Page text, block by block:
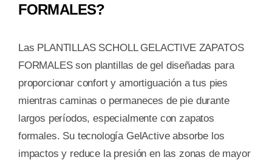
cantidad
FORMALES?
Las PLANTILLAS SCHOLL GELACTIVE ZAPATOS
FORMALES son plantillas de gel diseñadas para
proporcionar confort y amortiguación a tus pies
mientras caminas o permaneces de pie durante
largos períodos, especialmente con zapatos
formales. Su tecnología GelActive absorbe los
impactos y reduce la presión en las zonas de mayor